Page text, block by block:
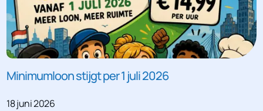
Minimumloon stijgt per 1 juli 2026
18 juni 2026